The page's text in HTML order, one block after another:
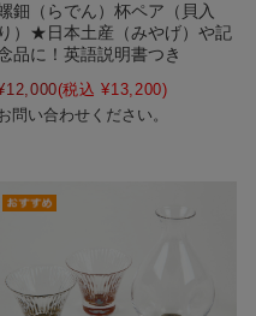
鈿（らでん）杯ペア（貝入
り）★日本土産（みやげ）や記
品に！英語説明書つき
(税込 ¥13,200)
問い合わせください。